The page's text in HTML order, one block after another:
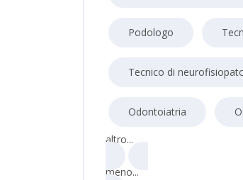
Podologo
Tecnico di
Odontoiatria
altro...
meno...